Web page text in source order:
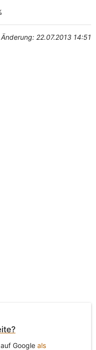
22.07.2013 14:51
Google als